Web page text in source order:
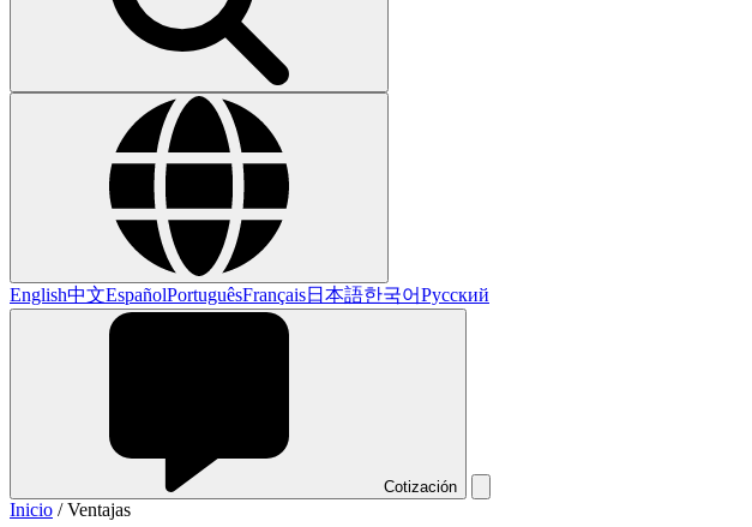
English中文EspañolPortuguêsFrançais日本語한국어Русский
Cotización
Inicio /Ventajas